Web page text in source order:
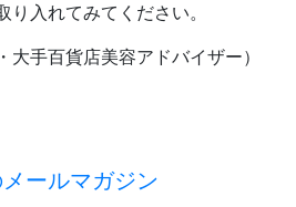
入れてみてください。
手百貨店美容アドバイザー）
ールマガジン